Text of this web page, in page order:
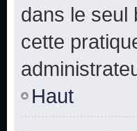
dans le seul
cette
Haut